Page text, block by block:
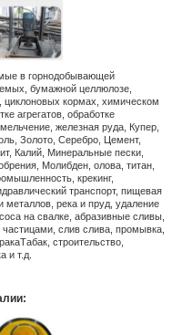
в горнодобывающей
бумажной целлюлозе,
циклоновых кормах, химическом
агрегатов, обработке
железная руда, Купер,
Золото, Серебро, Цемент,
Калий, Минеральные пески,
Молибден, олова, титан,
крекинг,
транспорт, пищевая
река и пруд, удаление
на свалке, абразивные сливы,
слив слива, промывка,
строительство,
и т.д.
: